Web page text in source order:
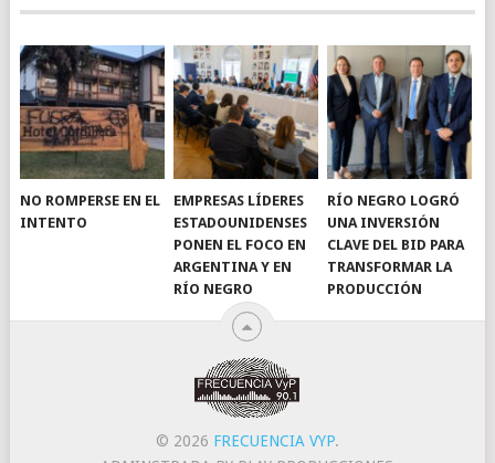
NO ROMPERSE EN EL
INTENTO
EMPRESAS LÍDERES
ESTADOUNIDENSES
PONEN EL FOCO EN
ARGENTINA Y EN
RÍO NEGRO
RÍO NEGRO LOGRÓ
UNA INVERSIÓN
CLAVE DEL BID PARA
TRANSFORMAR LA
PRODUCCIÓN
© 2026 FRECUENCIA VYP.